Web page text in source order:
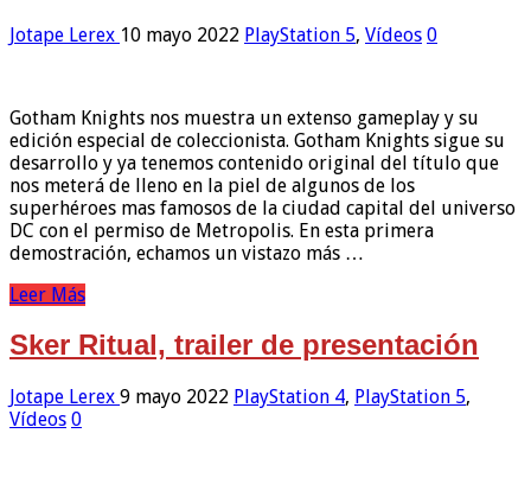
Jotape Lerex 10 mayo 2022 PlayStation 5, Vídeos 0
Gotham Knights nos muestra un extenso gameplay y su
edición especial de coleccionista. Gotham Knights sigue su
desarrollo y ya tenemos contenido original del título que
nos meterá de lleno en la piel de algunos de los
superhéroes mas famosos de la ciudad capital del universo
DC con el permiso de Metropolis. En esta primera
demostración, echamos un vistazo más …
Leer Más
Sker Ritual, trailer de presentación
Jotape Lerex 9 mayo 2022 PlayStation 4, PlayStation 5,
Vídeos 0